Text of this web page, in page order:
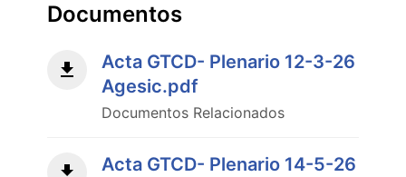
Documentos
Acta GTCD- Plenario 12-3-26
Agesic.pdf
Documentos Relacionados
Acta GTCD- Plenario 14-5-26